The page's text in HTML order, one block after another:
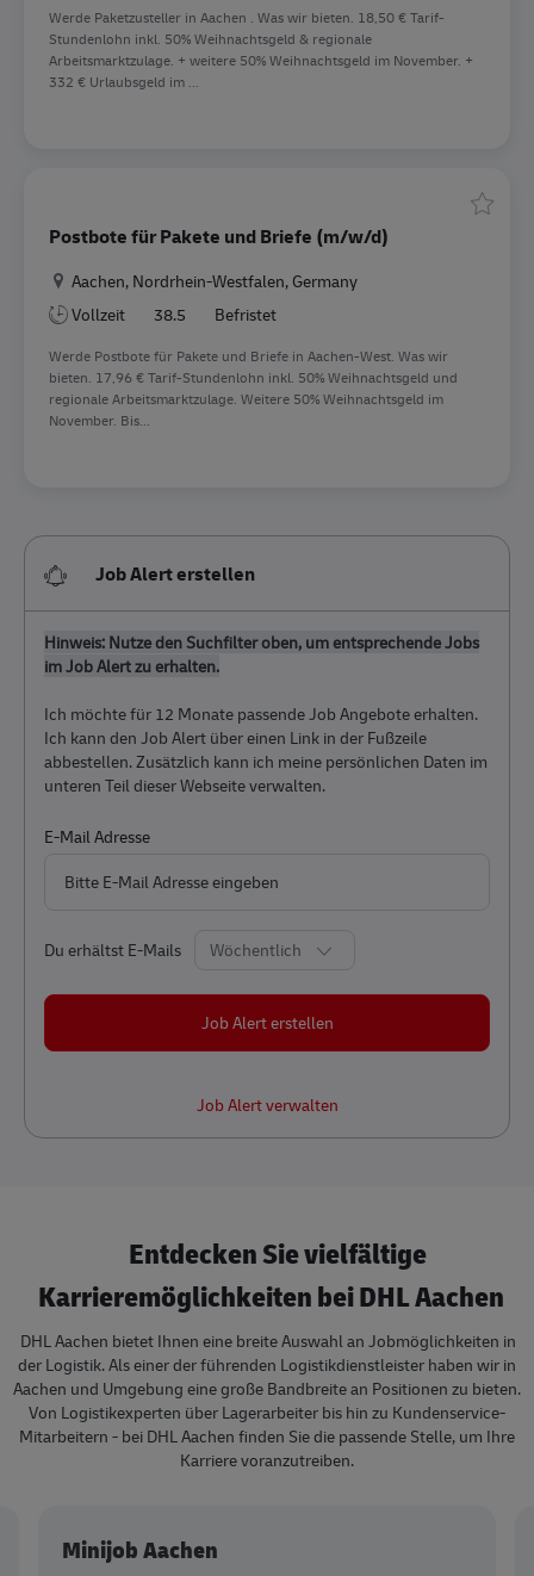
Werde Paketzusteller in Aachen . Was wir bieten. 18,50 € Tarif-
Stundenlohn inkl. 50% Weihnachtsgeld & regionale
Arbeitsmarktzulage. + weitere 50% Weihnachtsgeld im November. +
332 € Urlaubsgeld im ...
Postbote für Pakete und Briefe (m/w/d)
Standort
Aachen, Nordrhein-Westfalen, Germany
Vollzeit
38.5 Befristet
Werde Postbote für Pakete und Briefe in Aachen-West. Was wir
bieten. 17,96 € Tarif-Stundenlohn inkl. 50% Weihnachtsgeld und
regionale Arbeitsmarktzulage. Weitere 50% Weihnachtsgeld im
November. Bis...
Job Alert erstellen
Hinweis: Nutze den Suchfilter oben, um entsprechende Jobs
im Job Alert zu erhalten.
Ich möchte für 12 Monate passende Job Angebote erhalten.
Ich kann den Job Alert über einen Link in der Fußzeile
abbestellen. Zusätzlich kann ich meine persönlichen Daten im
unteren Teil dieser Webseite verwalten.
E-Mail AdresseRequired
Du erhältst E-MailsRequired
Job Alert erstellen
Job Alert verwalten
Entdecken Sie vielfältige
Karrieremöglichkeiten bei DHL Aachen
DHL Aachen bietet Ihnen eine breite Auswahl an Jobmöglichkeiten in
der Logistik. Als einer der führenden Logistikdienstleister haben wir in
Aachen und Umgebung eine große Bandbreite an Positionen zu bieten.
Von Logistikexperten über Lagerarbeiter bis hin zu Kundenservice-
Mitarbeitern - bei DHL Aachen finden Sie die passende Stelle, um Ihre
Karriere voranzutreiben.
Minijob Aachen